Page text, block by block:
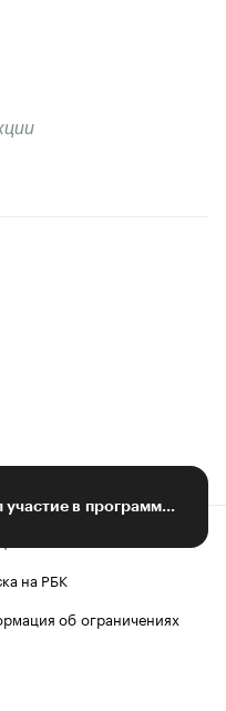
на РБК
об ограничениях